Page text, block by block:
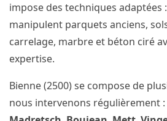
impose des techniques adaptées
manipulent parquets anciens,
carrelage, marbre et béton ciré
expertise.
Bienne (2500) se compose de
nous intervenons régulièrement :